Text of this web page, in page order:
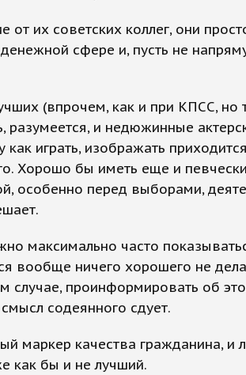
от их советских коллег, они
сфере и, пусть не
(впрочем, как и при КПСС, но
разумеется, и недюжинные
как играть, изображать
Хорошо бы иметь еще и
особенно перед выборами,
максимально часто
вообще ничего хорошего не
случае, проинформировать об
содеянного сдует.
маркер качества гражданина, и
как бы и не лучший.